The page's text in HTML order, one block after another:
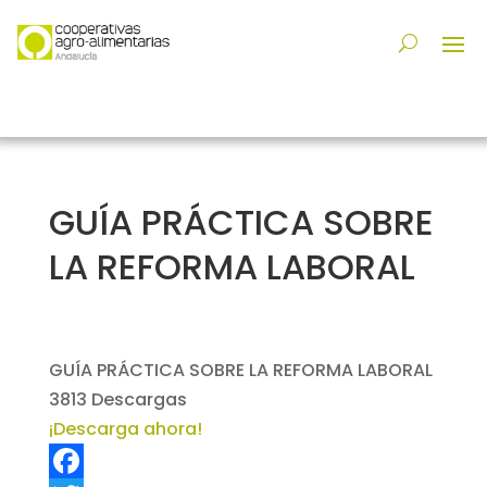
GUÍA PRÁCTICA SOBRE
LA REFORMA LABORAL
GUÍA PRÁCTICA SOBRE LA REFORMA LABORAL
3813 Descargas
¡Descarga ahora!